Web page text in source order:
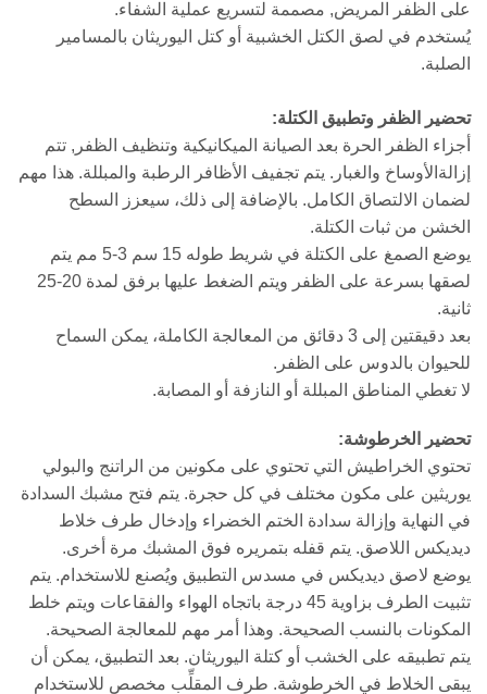
على الظفر المريض, مصممة لتسريع عملية الشفاء.
يُستخدم في لصق الكتل الخشبية أو كتل اليوريثان بالمسامير
الصلبة.
تحضير الظفر وتطبيق الكتلة:
أجزاء الظفر الحرة بعد الصيانة الميكانيكية وتنظيف الظفر, تتم
إزالةالأوساخ والغبار. يتم تجفيف الأظافر الرطبة والمبللة. هذا مهم
لضمان الالتصاق الكامل. بالإضافة إلى ذلك، سيعزز السطح
الخشن من ثبات الكتلة.
يوضع الصمغ على الكتلة في شريط طوله 15 سم 3-5 مم يتم
لصقها بسرعة على الظفر ويتم الضغط عليها برفق لمدة 20-25
ثانية.
بعد دقيقتين إلى 3 دقائق من المعالجة الكاملة، يمكن السماح
للحيوان بالدوس على الظفر.
لا تغطي المناطق المبللة أو النازفة أو المصابة.
تحضير الخرطوشة:
تحتوي الخراطيش التي تحتوي على مكونين من الراتنج والبولي
يوريثين على مكون مختلف في كل حجرة. يتم فتح مشبك السدادة
في النهاية وإزالة سدادة الختم الخضراء وإدخال طرف خلاط
ديديكس اللاصق. يتم قفله بتمريره فوق المشبك مرة أخرى.
يوضع لاصق ديديكس في مسدس التطبيق ويُصنع للاستخدام. يتم
تثبيت الطرف بزاوية 45 درجة باتجاه الهواء والفقاعات ويتم خلط
المكونات بالنسب الصحيحة. وهذا أمر مهم للمعالجة الصحيحة.
يتم تطبيقه على الخشب أو كتلة اليوريثان. بعد التطبيق، يمكن أن
يبقى الخلاط في الخرطوشة. طرف المقلِّب مخصص للاستخدام